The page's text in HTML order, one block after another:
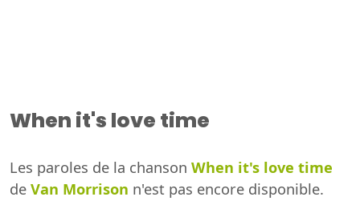
When it's love time
Les paroles de la chanson When it's love time
de Van Morrison n'est pas encore disponible.